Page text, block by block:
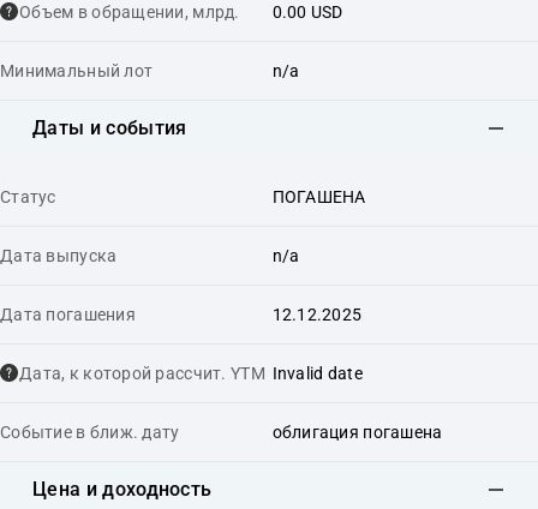
Объем в обращении, млрд. 0.00 USD
Минимальный лот n/a
Даты и события
Статус ПОГАШЕНА
Дата выпуска n/a
Дата погашения 12.12.2025
Дата, к которой рассчит. YTM Invalid date
Событие в ближ. дату облигация погашена
Цена и доходность